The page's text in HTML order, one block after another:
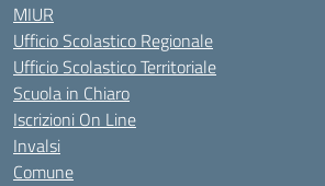
MIUR
Ufficio Scolastico Regionale
Ufficio Scolastico Territoriale
Scuola in Chiaro
Iscrizioni On Line
Invalsi
Comune